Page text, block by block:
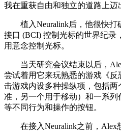
我在重获自由和独立的道路上迈
植入Neuralink后，他很快打
接口 (BCI) 控制光标的世界纪录
用意念控制光标。
当天研究会议结束以后，
尝试着用它来玩熟悉的游戏《
击游戏内设多种操纵项，包括
准，另一个用于移动）和一系
等不同行为和操作的按钮。
在接入Neuralink之前，Alex